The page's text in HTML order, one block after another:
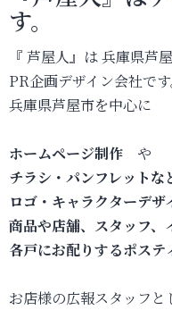
す。
『 芦屋人』は 兵庫県芦
PR企画デザイン会社です
兵庫県芦屋市を中心に
ホームページ制作 や
チラシ・パンフレットな
ロゴ・キャラクターデザ
商品や店舗、スタッフ、
各戸にお配りするポステ
お店様の広報スタッフと